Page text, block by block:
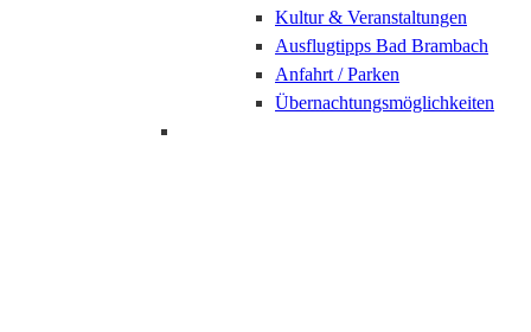
Kultur & Veranstaltungen
Ausflugtipps Bad Brambach
Anfahrt / Parken
Übernachtungsmöglichkeiten